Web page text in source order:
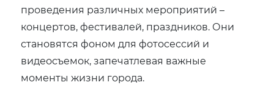
проведения различных мероприятий –
концертов‚ фестивалей‚ праздников. Они
становятся фоном для фотосессий и
видеосъемок‚ запечатлевая важные
моменты жизни города.